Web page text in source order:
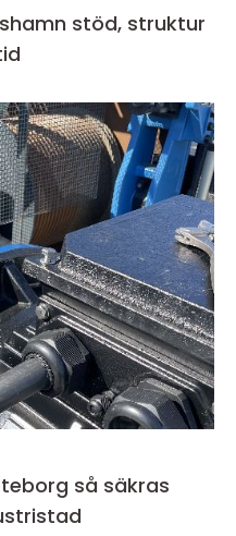
struktur
säkras